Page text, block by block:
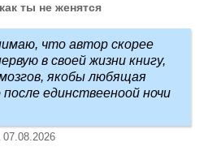
ты не женятся
что автор скорее
в своей жизни книгу,
якобы любящая
единствееноой ночи
07.08.2026